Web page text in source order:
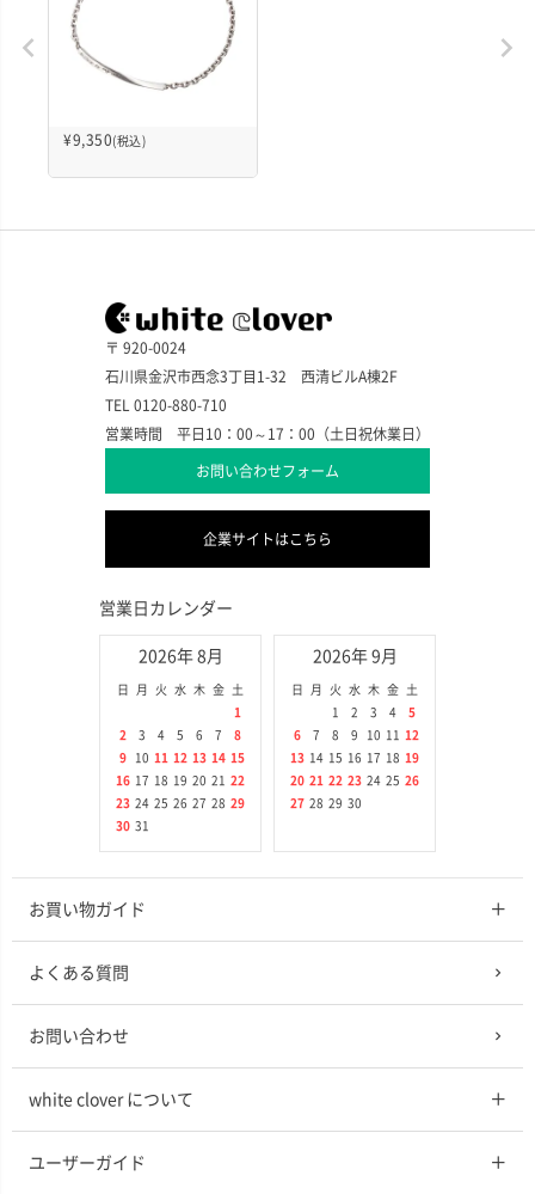
¥9,350 (税込)
〒 920-0024
石川県金沢市西念3丁目1-32 西清ビルA棟2F
TEL 0120-880-710
営業時間 平日10：00～17：00（土日祝休業日）
お問い合わせフォーム
企業サイトはこちら
営業日カレンダー
2026年 8月
日 月 火 水 木 金
土
1
2
3 4 5 6 7
8
9
10 11 12 13 14 15
16 17 18 19 20 21
22
23 24 25 26 27 28 29
30 31
2026年 9月
日 月 火 水 木 金
土
1
2 3 4
5
6
7 8 9 10 11
12
13 14 15 16 17 18 19
20 21 22 23 24 25 26
27 28 29 30
お買い物ガイド
よくある質問
お問い合わせ
white clover について
ユーザーガイド